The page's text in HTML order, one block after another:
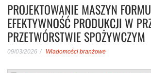
PROJEKTOWANIE MASZYN
EFEKTYWNOŚĆ PRODUKCJI W
PRZETWÓRSTWIE SPOŻYWCZYM
09/03/2026 Wiadomości branżowe